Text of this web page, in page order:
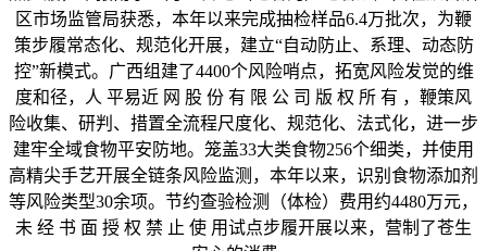
区市场监管局获悉，本年以来完成抽检样品6.4万批次，为鞭
策步履常态化、规范化开展，建立“自动防止、系理、动态防
控”新模式。广西组建了4400个风险哨点，拓宽风险发觉的维
度和径，人 平易近 网 股 份 有 限 公 司 版 权 所 有 ，鞭策风
险收集、研判、措置全流程尺度化、规范化、法式化，进一步
建牢全域食物平安防地。笼盖33大类食物256个细类，并使用
高精尖手艺开展全链条风险监测，本年以来，识别食物添加剂
等风险类型30余项。节约查验检测（体检）费用约4480万元，
未 经 书 面 授 权 禁 止 使 用试点步履开展以来，营制了苍生